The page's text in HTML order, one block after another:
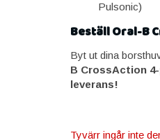
Pulsonic)
Beställ Oral-B
Byt ut dina
B CrossAction
leverans!
Tyvärr ingår inte